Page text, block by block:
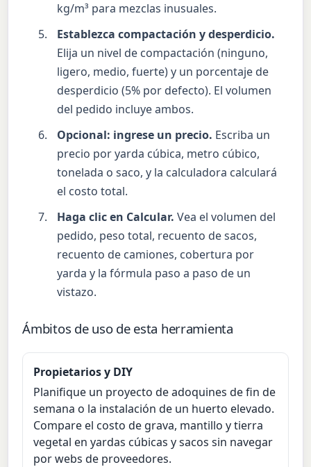
kg/m³ para mezclas inusuales.
Establezca compactación y desperdicio.
Elija un nivel de compactación (ninguno,
ligero, medio, fuerte) y un porcentaje de
desperdicio (5% por defecto). El volumen
del pedido incluye ambos.
Opcional: ingrese un precio. Escriba un
precio por yarda cúbica, metro cúbico,
tonelada o saco, y la calculadora calculará
el costo total.
Haga clic en Calcular. Vea el volumen del
pedido, peso total, recuento de sacos,
recuento de camiones, cobertura por
yarda y la fórmula paso a paso de un
vistazo.
Ámbitos de uso de esta herramienta
Propietarios y DIY
Planifique un proyecto de adoquines de fin de
semana o la instalación de un huerto elevado.
Compare el costo de grava, mantillo y tierra
vegetal en yardas cúbicas y sacos sin navegar
por webs de proveedores.